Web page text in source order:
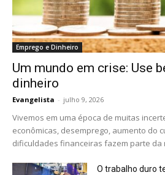
Emprego e Dinheiro
Um mundo em crise: Use
dinheiro
Evangelista - julho 9, 2026
Vivemos em uma época de muitas
econômicas, desemprego, aumento do
dificuldades financeiras fazem parte da
O trabalho duro